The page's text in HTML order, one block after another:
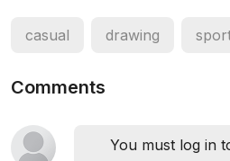
casual drawing
Comments
You must log in